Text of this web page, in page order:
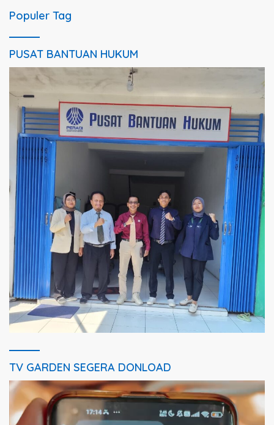
Populer Tag
PUSAT BANTUAN HUKUM
TV GARDEN SEGERA DONLOAD
Pemutar
Video